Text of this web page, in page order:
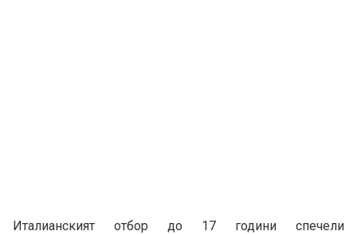
Италианският отбор до 17 години спечели